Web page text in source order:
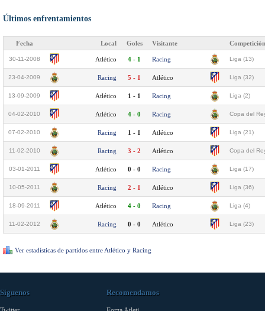
Últimos enfrentamientos
Fecha Local Goles Visitante Competición
30-11-2008 Atlético 4 - 1 Racing Liga (13)
23-04-2009 Racing 5 - 1 Atlético Liga (32)
13-09-2009 Atlético 1 - 1 Racing Liga (2)
04-02-2010 Atlético 4 - 0 Racing Copa del
07-02-2010 Racing 1 - 1 Atlético Liga (21)
11-02-2010 Racing 3 - 2 Atlético Copa del
03-01-2011 Atlético 0 - 0 Racing Liga (17)
10-05-2011 Racing 2 - 1 Atlético Liga (36)
18-09-2011 Atlético 4 - 0 Racing Liga (4)
11-02-2012 Racing 0 - 0 Atlético Liga (23)
Ver estadísticas de partidos entre Atlético y Racing
Síguenos Recomendamos